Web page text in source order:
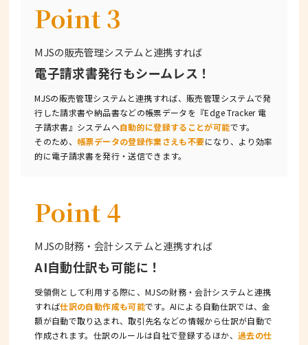
Point 3
MJSの販売管理システムと連携すれば
電子請求書発行もシームレス！
MJSの販売管理システムと連携すれば、販売管理システムで発
行した請求書や納品書などの帳票データを『Edge Tracker 電
子請求書』システムへ自動的に登録することが可能です。
そのため、 帳票データの登録作業さえも不要になり、より効率
的に電子請求書を発行・送信できます。
Point 4
MJSの財務・会計システムと連携すれば
AI自動仕訳も可能に！
受領側として利用する際に、MJSの財務・会計システムと連携
すれば仕訳の自動作成も可能です。AIによる自動仕訳では、金
額が自動で取り込まれ、取引先名などの情報から仕訳が自動で
作成されます。仕訳のルールは自社で登録するほか、 過去の仕